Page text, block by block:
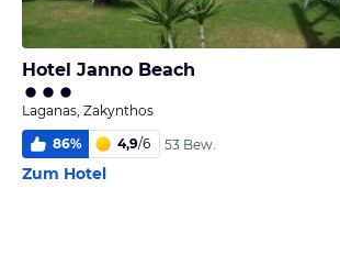
Hotel Janno Beach
Laganas, Zakynthos
86% 4,9/6 53 Bew.
Zum Hotel